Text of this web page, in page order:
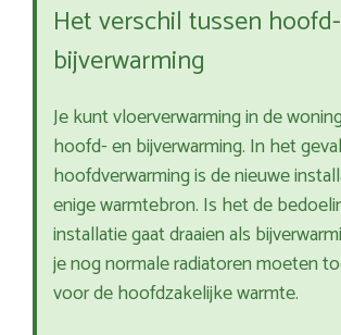
Het verschil tussen
bijverwarming
Je kunt vloerverwarming in de
hoofd- en bijverwarming. In het
hoofdverwarming is de nieuwe
enige warmtebron. Is het de
installatie gaat draaien als
je nog normale radiatoren moeten
voor de hoofdzakelijke warmte.